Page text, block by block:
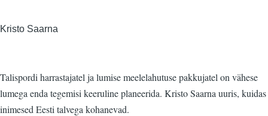
Kristo Saarna
Talispordi harrastajatel ja lumise meelelahutuse pakkujatel on vähese
lumega enda tegemisi keeruline planeerida. Kristo Saarna uuris, kuidas
inimesed Eesti talvega kohanevad.